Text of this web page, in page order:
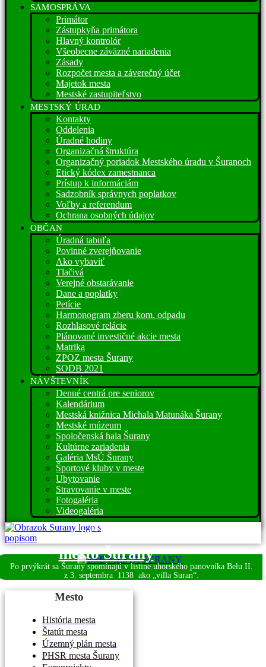
SAMOSPRÁVA
Primátor
Zástupkyňa primátora
Hlavný kontrolór
Všeobecne záväzné nariadenia
Zásady
Rozpočet mesta a záverečný účet
Majetok mesta
Mestské zastupiteľstvo
MESTSKÝ ÚRAD
Kontakty
Oddelenia
Úradné hodiny
Organizačná štruktúra
Organizačný poriadok Mestského úradu v Šuranoch
Etický kódex zamestnanca
Prístup k informáciám
Sadzobník správnych poplatkov
Voľby a referendum
Ochrana osobných údajov
OBČAN
Úradná tabuľa
Povinné zverejňovanie
Ako vybaviť
Tlačivá
Verejné obstarávanie
Dane a poplatky
Petície
Harmonogram zberu kom. odpadu
Rozhlasové relácie
Plánované investičné akcie mesta
Matrika
ZPOZ mesta Šurany
SODB 2021
NÁVŠTEVNÍK
Denné centrá pre seniorov
Kalendárium
Mestská knižnica Michala Matunáka Šurany
Mestské múzeum
Spoločenská hala Šurany
Kultúrne zariadenia
Galéria MsÚ Šurany
Športové kluby v meste
Ubytovanie
Stravovanie v meste
Fotogaléria
Videogaléria
Víta vás
mesto Šurany
Po prvýkrát sa Šurany spomínajú v listine uhorského panovníka Belu II.
z 3. septembra 1138 ako „villa Suran“.
Mesto
História mesta
Štatút mesta
Územný plán mesta
PHSR mesta Šurany